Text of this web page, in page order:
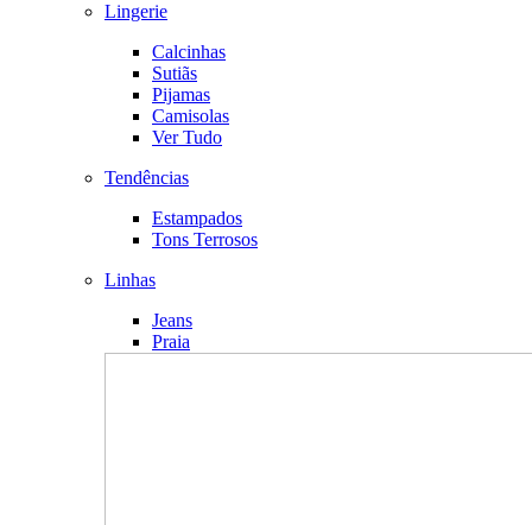
Lingerie
Calcinhas
Sutiãs
Pijamas
Camisolas
Ver Tudo
Tendências
Estampados
Tons Terrosos
Linhas
Jeans
Praia